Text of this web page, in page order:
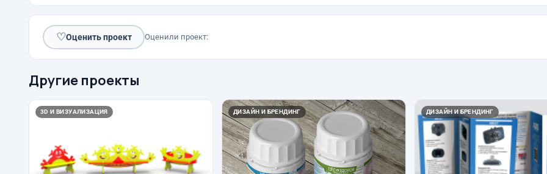
♡Оценить проект Оценили проект:
Другие проекты
3D И ВИЗУАЛИЗАЦИЯ ДИЗАЙН И БРЕНДИНГ ДИЗАЙН И БРЕНДИНГ